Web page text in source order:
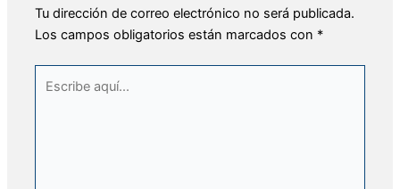
Tu dirección de correo electrónico no será publicada.
Los campos obligatorios están marcados con *
aquí...